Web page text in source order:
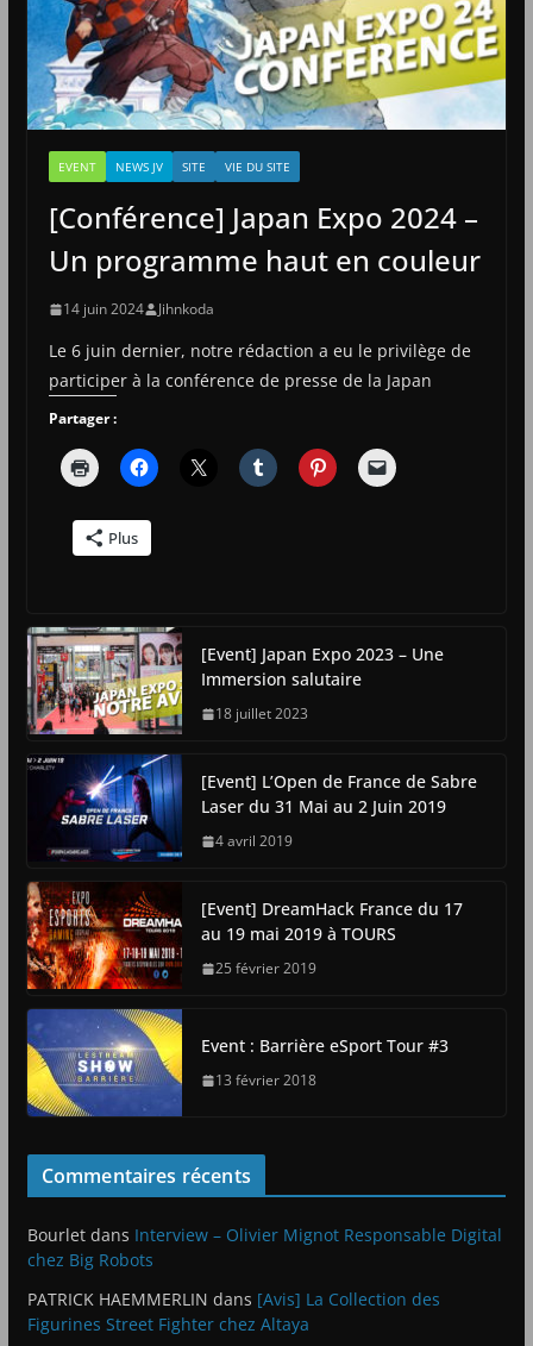
EVENT NEWS JV SITE VIE DU SITE
[Conférence] Japan Expo 2024 –
Un programme haut en couleur
14 juin 2024 Jihnkoda
Le 6 juin dernier, notre rédaction a eu le privilège de
participer à la conférence de presse de la Japan
Partager :
Plus
[Event] Japan Expo 2023 – Une
Immersion salutaire
18 juillet 2023
[Event] L’Open de France de Sabre
Laser du 31 Mai au 2 Juin 2019
4 avril 2019
[Event] DreamHack France du 17
au 19 mai 2019 à TOURS
25 février 2019
Event : Barrière eSport Tour #3
13 février 2018
Commentaires récents
Bourletdans Interview – Olivier Mignot Responsable Digital
chez Big Robots
PATRICK HAEMMERLIN dans [Avis] La Collection des
Figurines Street Fighter chez Altaya